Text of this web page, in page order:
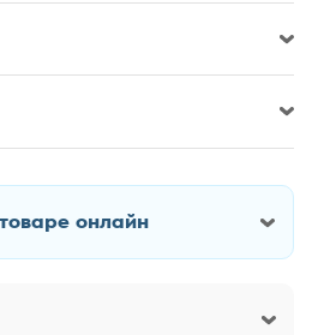
о Матрас Мир
онлайн